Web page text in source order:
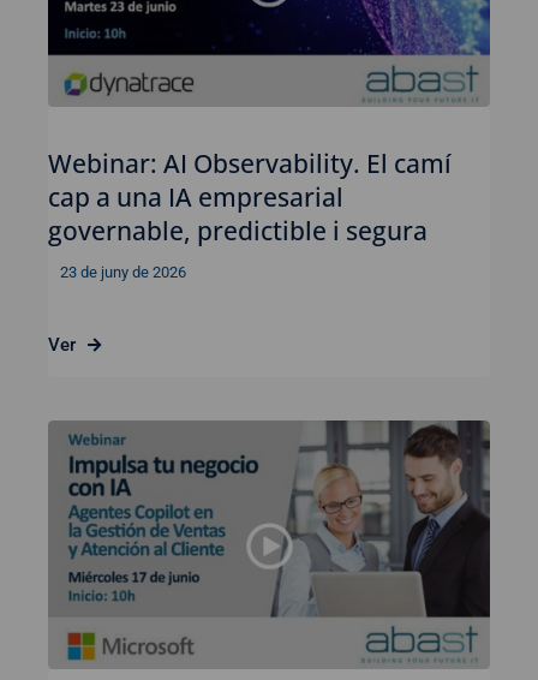
Webinar: AI Observability. El camí
cap a una IA empresarial
governable, predictible i segura
23 de juny de 2026
Ver